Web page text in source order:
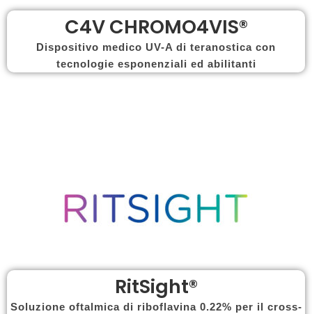
C4V CHROMO4VIS®
Dispositivo medico UV-A di teranostica con
tecnologie esponenziali ed abilitanti
RitSight®
Soluzione oftalmica di riboflavina 0.22% per il cross-